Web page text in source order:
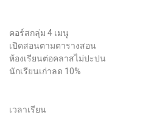
คอร์สกลุ่ม 4 เมนู
เปิดสอนตามตารางสอน
ห้องเรียนต่อคลาสไม่ปะปน
นักเรียนเก่าลด 10%
เวลาเรียน